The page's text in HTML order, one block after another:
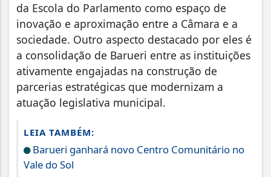
da Escola do Parlamento como espaço de
inovação e aproximação entre a Câmara e a
sociedade. Outro aspecto destacado por eles é
a consolidação de Barueri entre as instituições
ativamente engajadas na construção de
parcerias estratégicas que modernizam a
atuação legislativa municipal.
LEIA TAMBÉM:
Barueri ganhará novo Centro Comunitário no
Vale do Sol